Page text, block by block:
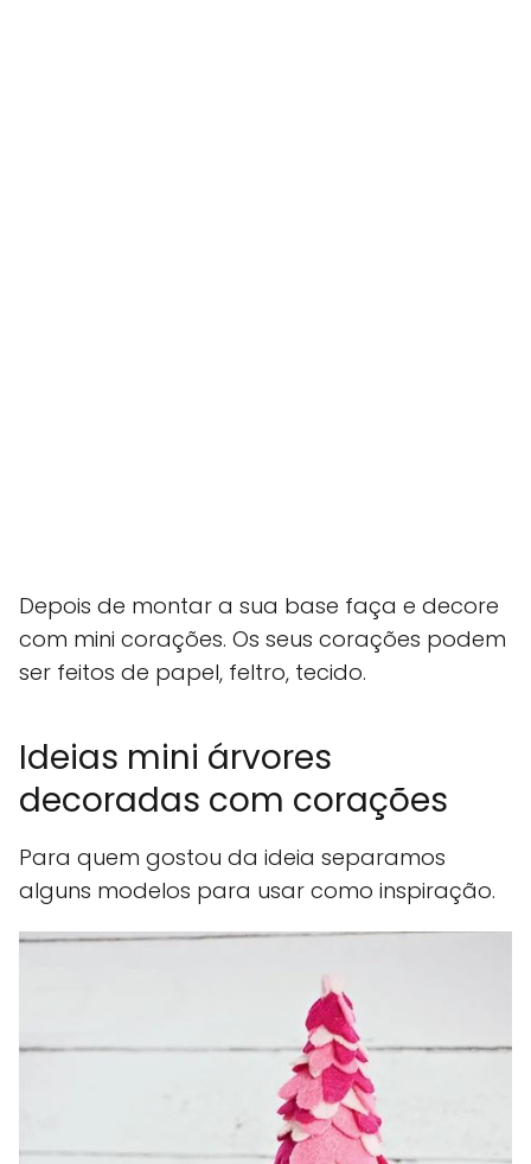
Depois de montar a sua base faça e decore
com mini corações. Os seus corações podem
ser feitos de papel, feltro, tecido.
Ideias mini árvores
decoradas com corações
Para quem gostou da ideia separamos
alguns modelos para usar como inspiração.